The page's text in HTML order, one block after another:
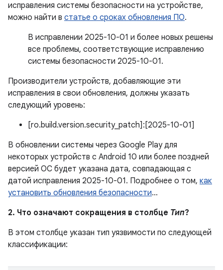
исправления системы безопасности на устройстве,
можно найти в статье о сроках обновления ПО.
В исправлении 2025-10-01 и более новых решены
все проблемы, соответствующие исправлению
системы безопасности 2025-10-01.
Производители устройств, добавляющие эти
исправления в свои обновления, должны указать
следующий уровень:
[ro.build.version.security_patch]:[2025-10-01]
В обновлении системы через Google Play для
некоторых устройств с Android 10 или более поздней
версией ОС будет указана дата, совпадающая с
датой исправления 2025-10-01. Подробнее о том, как
установить обновления безопасности…
2. Что означают сокращения в столбце Тип?
В этом столбце указан тип уязвимости по следующей
классификации: